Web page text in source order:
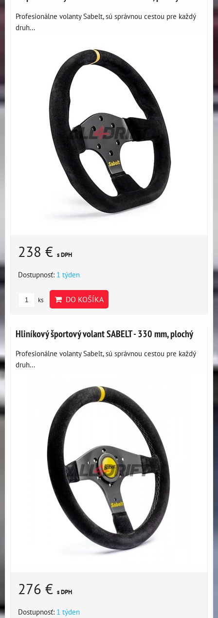
Profesionálne volanty Sabelt, sú správnou cestou pre každý
druh...
238 € s DPH
Dostupnosť: 1 týden
ks DO KOŠÍKA
Hliníkový športový volant SABELT - 330 mm, plochý
Profesionálne volanty Sabelt, sú správnou cestou pre každý
druh...
276 € s DPH
Dostupnosť: 1 týden